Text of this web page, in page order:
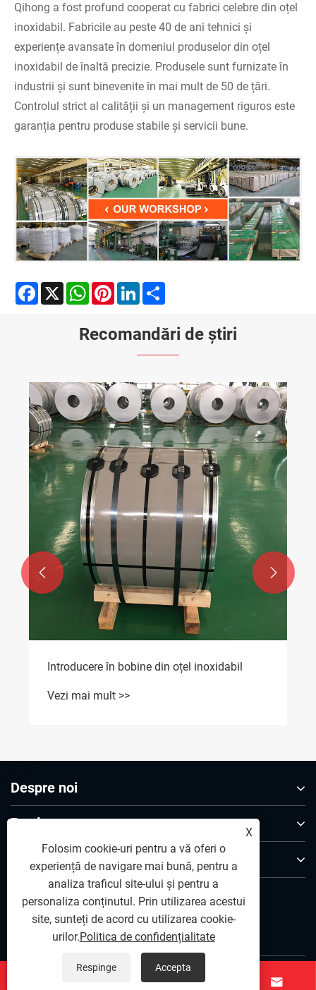
Qihong a fost profund cooperat cu fabrici celebre din oțel
inoxidabil. Fabricile au peste 40 de ani tehnici și
experiențe avansate în domeniul produselor din oțel
inoxidabil de înaltă precizie. Produsele sunt furnizate în
industrii și sunt binevenite în mai mult de 50 de țări.
Controlul strict al calității și un management riguros este
garanția pentru produse stabile și servicii bune.
Facebook
X WhatsApp
PinterestLinkedIn
Recomandări de știri
Introducere în bobine din oțel inoxidabil
Vezi mai mult >>
 
Despre noi
Produse
Contactaţi-ne
URMAȚI-NE
 
X
Folosim cookie-uri pentru a vă oferi o
experiență de navigare mai bună, pentru a
analiza traficul site-ului și pentru a
personaliza conținutul. Prin utilizarea acestui
site, sunteți de acord cu utilizarea cookie-
urilor.Politica de confidențialitate
Respinge Accepta